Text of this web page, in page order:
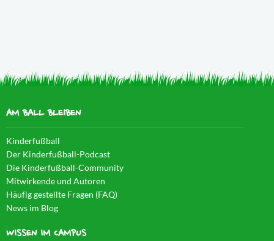
AM BALL BLEIBEN
Kinderfußball
Der Kinderfußball-Podcast
Die Kinderfußball-Community
Mitwirkende und Autoren
Häufig gestellte Fragen (FAQ)
News im Blog
WISSEN IM CAMPUS